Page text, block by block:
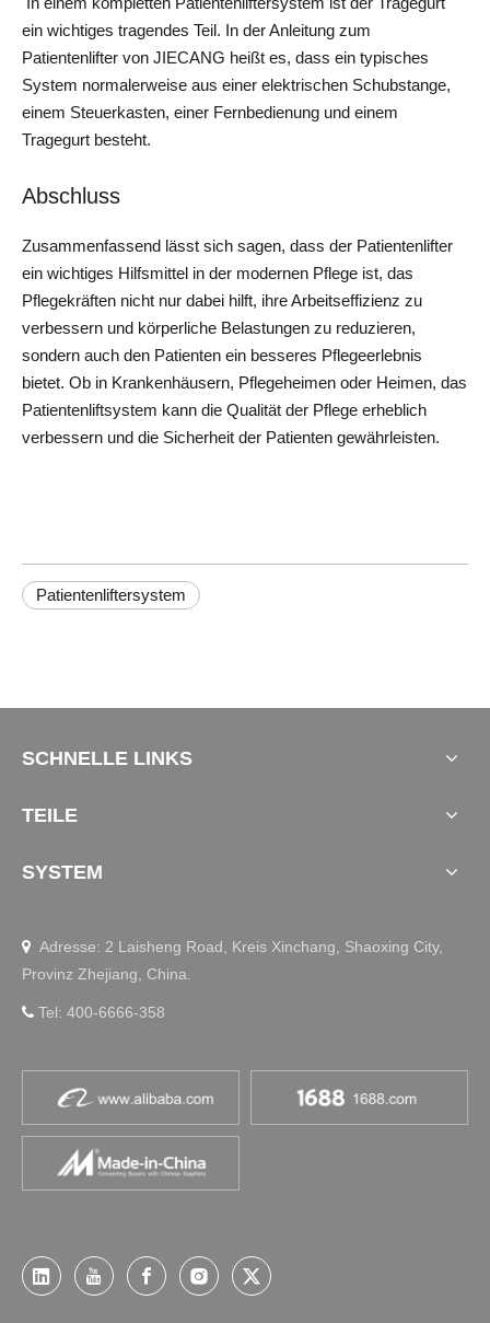
ein wichtiges tragendes Teil. In der Anleitung zum
Patientenlifter von JIECANG heißt es, dass ein typisches
System normalerweise aus einer elektrischen Schubstange,
einem Steuerkasten, einer Fernbedienung und einem
Tragegurt besteht.
Abschluss
Zusammenfassend lässt sich sagen, dass der Patientenlifter
ein wichtiges Hilfsmittel in der modernen Pflege ist, das
Pflegekräften nicht nur dabei hilft, ihre Arbeitseffizienz zu
verbessern und körperliche Belastungen zu reduzieren,
sondern auch den Patienten ein besseres Pflegeerlebnis
bietet. Ob in Krankenhäusern, Pflegeheimen oder Heimen, das
Patientenliftsystem kann die Qualität der Pflege erheblich
verbessern und die Sicherheit der Patienten gewährleisten.
Patientenliftersystem
SCHNELLE LINKS
TEILE
SYSTEM
 Adresse: 2 Laisheng Road, Kreis Xinchang, Shaoxing City,
Provinz Zhejiang, China.
 Tel: 400-6666-358